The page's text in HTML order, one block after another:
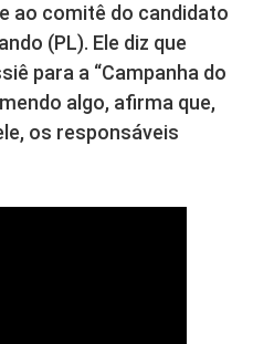
ao comitê do candidato
(PL). Ele diz que
para a “Campanha do
algo, afirma que,
os responsáveis